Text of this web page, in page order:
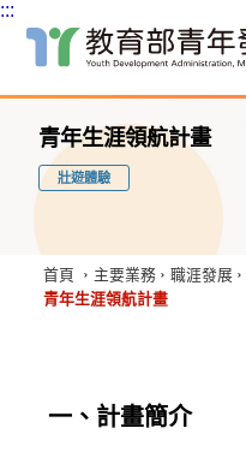
主
內
容
區
:::
青年生涯領航計畫
壯遊體驗
首頁 主要業務 職涯發展
青年生涯領航計畫
一、計畫簡介